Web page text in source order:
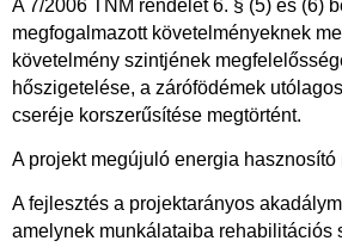
A 7/2006 TNM rendelet 6. § (5) és (6)
megfogalmazott követelményeknek
követelmény szintjének
hőszigetelése, a zárófödémek
cseréje korszerűsítése megtörtént.
A projekt megújuló energia
A fejlesztés a projektarányos
amelynek munkálataiba rehabilitációs